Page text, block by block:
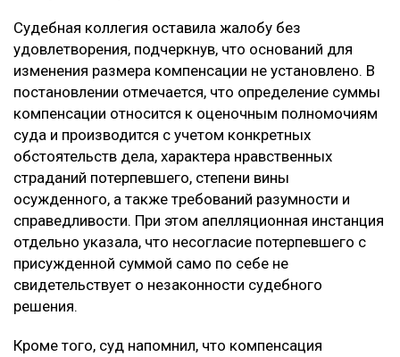
Судебная коллегия оставила жалобу без
удовлетворения, подчеркнув, что оснований для
изменения размера компенсации не установлено. В
постановлении отмечается, что определение суммы
компенсации относится к оценочным полномочиям
суда и производится с учетом конкретных
обстоятельств дела, характера нравственных
страданий потерпевшего, степени вины
осужденного, а также требований разумности и
справедливости. При этом апелляционная инстанция
отдельно указала, что несогласие потерпевшего с
присужденной суммой само по себе не
свидетельствует о незаконности судебного
решения.
Кроме того, суд напомнил, что компенсация